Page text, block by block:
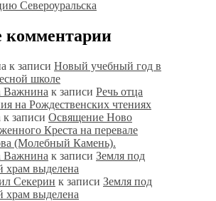
Североуральска
комментарии
к записи Новый учебный год в
школе
Важнина к записи Речь отца
на Рождественских чтениях
к записи Освящение Ново
Креста на перевале
(Молебный Камень).
Важнина к записи Земля под
храм выделена
Секерин к записи Земля под
храм выделена